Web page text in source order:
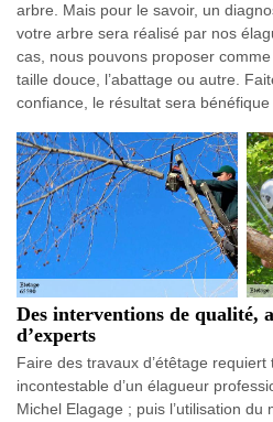
arbre. Mais pour le savoir, un
votre arbre sera réalisé par nos
cas, nous pouvons proposer
taille douce, l’abattage ou autre.
confiance, le résultat sera bénéfique
Des interventions de qualité,
d’experts
Faire des travaux d’étêtage requiert
incontestable d’un élagueur
Michel Elagage ; puis l’utilisation